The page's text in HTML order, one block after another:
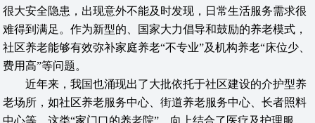
很大安全隐患，出现意外不能及时发现，日常生活服务需求很
难得到满足。作为新型的、国家大力倡导和鼓励的养老模式，
社区养老能够有效弥补家庭养老“不专业”及机构养老“床位少、
费用高”等问题。
近年来，我国也涌现出了大批依托于社区建设的介护型养
老场所，如社区养老服务中心、街道养老服务中心、长者照料
中心等。这类“家门口的养老院”，向上结合了医疗及护理服